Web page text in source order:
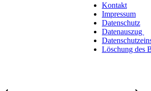
Kontakt
Impressum
Datenschutz
Datenauszug
Löschung des